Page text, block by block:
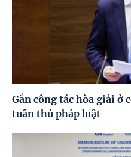
Gắn công tác hòa giải ở
tuân thủ pháp luật